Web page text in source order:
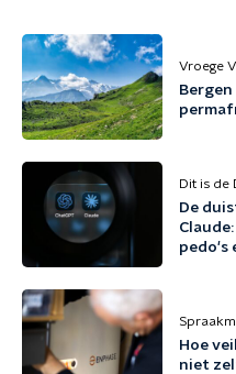
Vroege
Dit is de
De
pedo's
Hoe
niet